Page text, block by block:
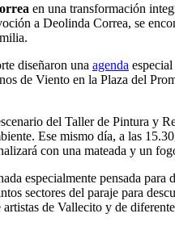
en una transformación
a Deolinda Correa, se
diseñaron una agenda
de Viento en la Plaza del
del Taller de Pintura y
Ese mismo día, a las
con una mateada y un
especialmente pensada
sectores del paraje para
de Vallecito y de